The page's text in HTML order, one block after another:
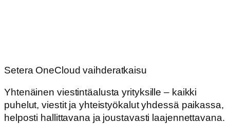
Setera OneCloud vaihderatkaisu
Yhtenäinen viestintäalusta yrityksille – kaikki
puhelut, viestit ja yhteistyökalut yhdessä paikassa,
helposti hallittavana ja joustavasti laajennettavana.